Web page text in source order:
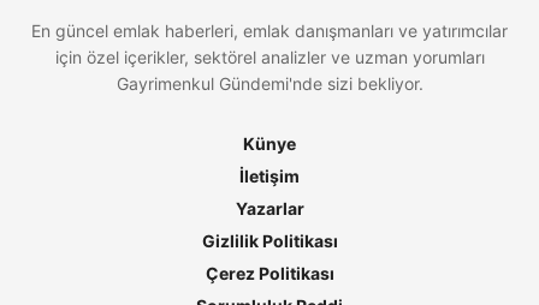
En güncel emlak haberleri, emlak danışmanları ve yatırımcılar
için özel içerikler, sektörel analizler ve uzman yorumları
Gayrimenkul Gündemi'nde sizi bekliyor.
Künye
İletişim
Yazarlar
Gizlilik Politikası
Çerez Politikası